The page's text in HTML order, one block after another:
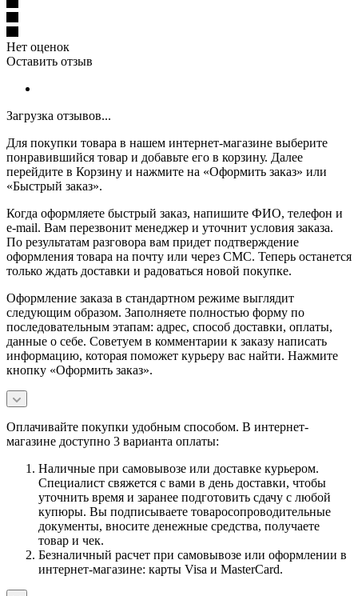
Нет оценок
Оставить отзыв
Загрузка отзывов...
Для покупки товара в нашем интернет-магазине выберите
понравившийся товар и добавьте его в корзину. Далее
перейдите в Корзину и нажмите на «Оформить заказ» или
«Быстрый заказ».
Когда оформляете быстрый заказ, напишите ФИО, телефон и
e-mail. Вам перезвонит менеджер и уточнит условия заказа.
По результатам разговора вам придет подтверждение
оформления товара на почту или через СМС. Теперь останется
только ждать доставки и радоваться новой покупке.
Оформление заказа в стандартном режиме выглядит
следующим образом. Заполняете полностью форму по
последовательным этапам: адрес, способ доставки, оплаты,
данные о себе. Советуем в комментарии к заказу написать
информацию, которая поможет курьеру вас найти. Нажмите
кнопку «Оформить заказ».
Оплачивайте покупки удобным способом. В интернет-
магазине доступно 3 варианта оплаты:
Наличные при самовывозе или доставке курьером.
Специалист свяжется с вами в день доставки, чтобы
уточнить время и заранее подготовить сдачу с любой
купюры. Вы подписываете товаросопроводительные
документы, вносите денежные средства, получаете
товар и чек.
Безналичный расчет при самовывозе или оформлении в
интернет-магазине: карты Visa и MasterCard.